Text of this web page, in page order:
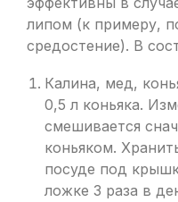
липом (к примеру,
средостение). В
Калина, мед,
0,5 л коньяка.
смешивается
коньяком.
посуде под
ложке 3 раза в